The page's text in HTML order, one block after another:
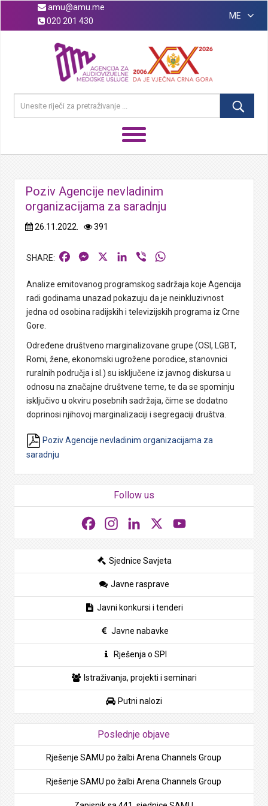
amu@amu.me
020 201 430
ME
Poziv Agencije nevladinim
organizacijama za saradnju
26.11.2022. 391
FacebookMessengerLinkedIn
Viber
Analize emitovanog programskog sadržaja koje Agencija
radi godinama unazad pokazuju da je neinkluzivnost
jedna od osobina radijskih i televizijskih programa iz Crne
Gore.
Određene društveno marginalizovane grupe (OSI, LGBT,
Romi, žene, ekonomski ugrožene porodice, stanovnici
ruralnih područja i sl.) su isključene iz javnog diskursa u
odnosu na značajne društvene teme, te da se spominju
isključivo u okviru posebnih sadržaja, čime se dodatno
doprinosi njihovoj marginalizaciji i segregaciji društva.
Poziv Agencije nevladinim organizacijama za
saradnju
Follow us
FacebookInstagramLinkedIn
Sjednice Savjeta
Javne rasprave
Javni konkursi i tenderi
Javne nabavke
Rješenja o SPI
Istraživanja, projekti i seminari
Putni nalozi
Poslednje objave
Rješenje SAMU po žalbi Arena Channels Group
Rješenje SAMU po žalbi Arena Channels Group